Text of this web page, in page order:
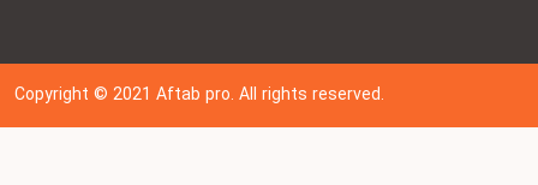
Copyright © 202 1Aftab pro. All rights reserved.